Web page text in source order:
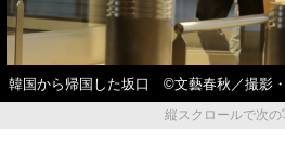
韓国から帰国した坂口 ©︎文藝春秋／撮影
縦スクロールで次の